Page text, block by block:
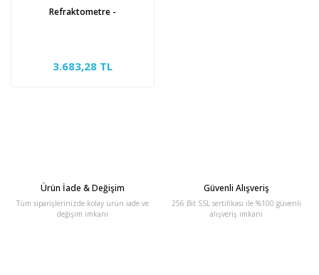
Refraktometre -
3.683,28 TL
Ürün İade & Değişim
Tüm siparişlerinizde kolay ürün iade ve
değişim imkanı
Güvenli Alışveriş
256 Bit SSL sertifikası ile %100 güvenli
alışveriş imkanı